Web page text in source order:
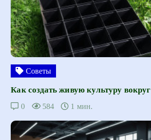
Советы
Как создать живую культуру вокруг
0 584 1 мин.